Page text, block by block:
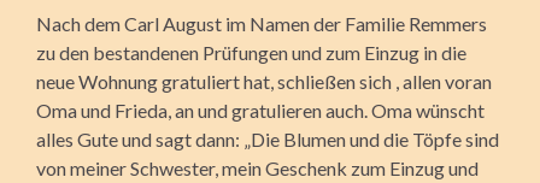
Nach dem Carl August im Namen der Familie Remmers
zu den bestandenen Prüfungen und zum Einzug in die
neue Wohnung gratuliert hat, schließen sich , allen voran
Oma und Frieda, an und gratulieren auch. Oma wünscht
alles Gute und sagt dann: „Die Blumen und die Töpfe sind
von meiner Schwester, mein Geschenk zum Einzug und